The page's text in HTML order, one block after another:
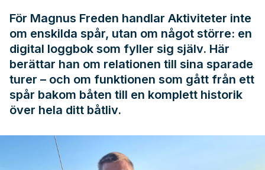
För Magnus Freden handlar Aktiviteter inte
om enskilda spår, utan om något större: en
digital loggbok som fyller sig själv. Här
berättar han om relationen till sina sparade
turer – och om funktionen som gått från ett
spår bakom båten till en komplett historik
över hela ditt båtliv.